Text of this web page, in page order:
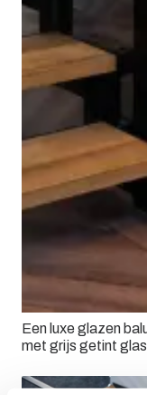
Een luxe glazen
met grijs getint glas